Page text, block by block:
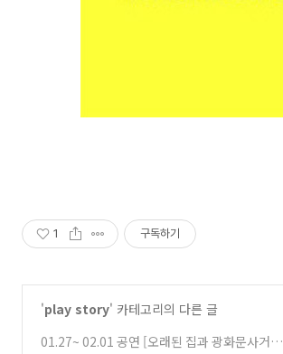
1 구독하기
'play story' 카테고리의 다른 글
01.27~ 02.01 공연 [오래된 집과 광화문사거리]